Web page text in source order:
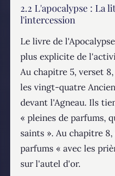
2.2 L'apocalypse : La
l'intercession
Le livre de
plus explicite de
Au chapitre 5, verset
les vingt-quatre
devant l'Agneau. Ils
« pleines de parfums,
saints ». Au chapitre
parfums « avec les
sur l'autel d'or.